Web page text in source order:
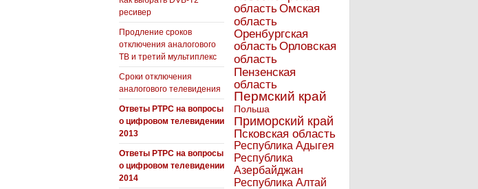
ресивер
Продление сроков
отключения аналогового
ТВ и третий мультиплекс
Сроки отключения
аналогового телевидения
Ответы РТРС на вопросы
о цифровом телевидении
2013
Ответы РТРС на вопросы
о цифровом телевидении
2014
областьОмская
область
Оренбургская
областьОрловская
область
Пензенская
область
Пермский край
Польша
Приморский край
Псковская область
Республика Адыгея
Республика
Азербайджан
Республика Алтай